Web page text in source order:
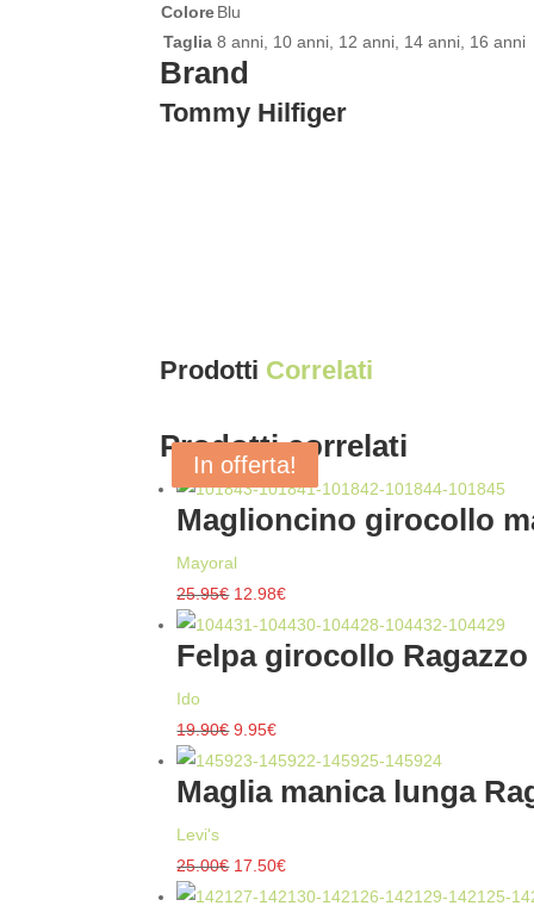
ColoreBlu
Taglia 8 anni, 10 anni, 12 anni, 14 anni, 16 anni
Brand
Tommy Hilfiger
Prodotti Correlati
Prodotti correlati
In offerta!
Maglioncino girocollo
Mayoral
25.95€ Il
prezzo
originale
12.98€Il
prezzo
attuale
In offerta!
Felpa girocollo Ragazzo
Ido
19.90€ Il
prezzo
originale
9.95€Il
prezzo
attuale
In offerta!
Maglia manica lunga
Levi's
25.00€ Il
prezzo
17.50€Il
prezzo
In offerta!